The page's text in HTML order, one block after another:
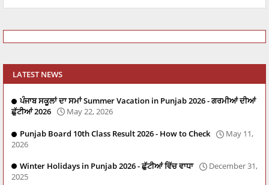
LATEST NEWS
ਪੰਜਾਬ ਸਕੂਲਾਂ ਦਾ ਸਮਾਂ Summer Vacation in Punjab 2026 - ਗਰਮੀਆਂ ਦੀਆਂ
ਛੁੱਟੀਆਂ 2026
May 22, 2026
Punjab Board 10th Class Result 2026 - How to Check
May 11,
2026
Winter Holidays in Punjab 2026 - ਛੁੱਟੀਆਂ ਵਿੱਚ ਵਾਧਾ
December 31,
2025